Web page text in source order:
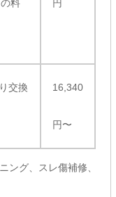
料 円
交換 16,340
円〜
ング、スレ傷補修、